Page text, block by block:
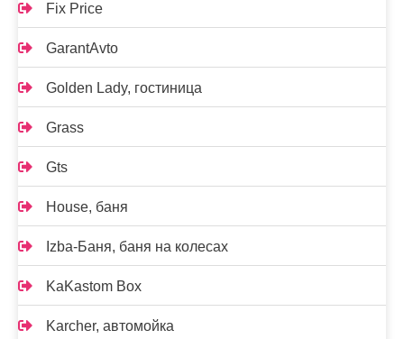
Fix Price
GarantAvto
Golden Lady, гостиница
Grass
Gts
House, баня
Izba-Баня, баня на колесах
KaKastom Box
Karcher, автомойка